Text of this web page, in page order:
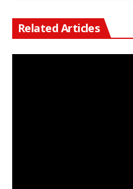
Related Articles
Keterangan Gambar: Brigpol Jerico Pasaribu, S.H., M.H., Saat Kegiatan